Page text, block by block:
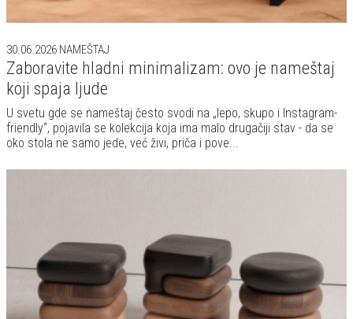
30.06.2026 NAMEŠTAJ
Zaboravite hladni minimalizam: ovo je nameštaj
koji spaja ljude
U svetu gde se nameštaj često svodi na „lepo, skupo i Instagram-
friendly“, pojavila se kolekcija koja ima malo drugačiji stav - da se
oko stola ne samo jede, već živi, priča i pove...